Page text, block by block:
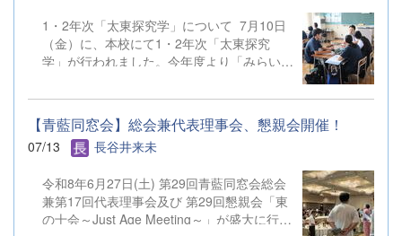
ついて深く考える良い機会になりました。
自分は入学して初めての夏休みなので、夏
休みを有効活用し、有益な夏休みにしたいと
【午後の部:授業見学・部活動見学あ
り】 12：50～ 受付（第1体
育館） 13：05～13：50 授業見学
（本校 第5校時） 14：10～15：
40 部活動見学 ※午後の部で授業見学ま
での参加は可能ですが、部活動見学のみの参加は御遠慮く
ださい。 ２ 会 場 群馬県立太田東高等学
校 住所：太田市台之郷町４４
８ 電話：０２７６－４５－６５１１ ３ 対
象 令和９年３月卒業見込みの中学生（※保護者の参加
はできません） ４ 申込方法 （１）参加を希望する生
徒が直接、本校WebページよりGoogleフォームに入力して
お申し込みくだ ...
1・2年次「太東探究学」について 7月10日
（金）に、本校にて1・2年次「太東探究
学」が行われました。今年度より「みらい
トしています。 1年次は、2学期以降に実施
する「地域探究」について地域の課題や実社
会等の課題を取り上げて意見交換を行いまし
た。2年次は、これから本格的に取り組んで
証方法が的確かどうかについての指導・助言
を行っていただきました。 各分野で活躍
されている太田東高校のOG・OBの方々31
【青藍同窓会】総会兼代表理事会、懇親会開催！
07/13 長谷井来未
令和8年6月27日(土) 第29回青藍同窓会総会
兼第17回代表理事会及び 第29回懇親会「東
の十会～Just Age Meeting～」が盛大に行わ